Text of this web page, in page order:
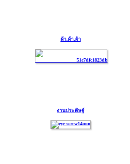
ผ้า.ผ้า.ผ้า
งานประดิษฐ์